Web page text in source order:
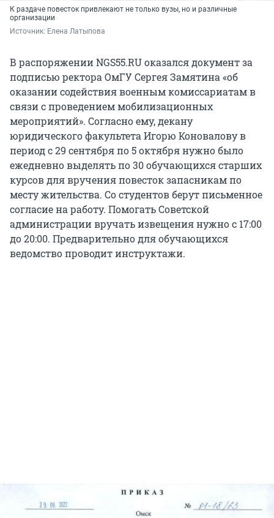
К раздаче повесток привлекают не только вузы, но и различные
организации
Источник: Елена Латыпова
В распоряжении NGS55.RU оказался документ за
подписью ректора ОмГУ Сергея Замятина «об
оказании содействия военным комиссариатам в
связи с проведением мобилизационных
мероприятий». Согласно ему, декану
юридического факультета Игорю Коновалову в
период с 29 сентября по 5 октября нужно было
ежедневно выделять по 30 обучающихся старших
курсов для вручения повесток запасникам по
месту жительства. Со студентов берут письменное
согласие на работу. Помогать Советской
администрации вручать извещения нужно с 17:00
до 20:00. Предварительно для обучающихся
ведомство проводит инструктажи.